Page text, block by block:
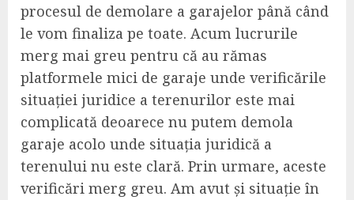
procesul de demolare a garajelor până când
le vom finaliza pe toate. Acum lucrurile
merg mai greu pentru că au rămas
platformele mici de garaje unde verificările
situației juridice a terenurilor este mai
complicată deoarece nu putem demola
garaje acolo unde situația juridică a
terenului nu este clară. Prin urmare, aceste
verificări merg greu. Am avut și situație în